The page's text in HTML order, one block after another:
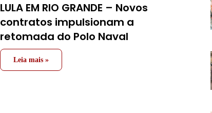
LULA EM RIO GRANDE – Novos
contratos impulsionam a
retomada do Polo Naval
Leia mais »